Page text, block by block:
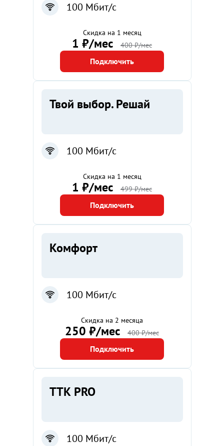
100 Мбит/с
Скидка на 1 месяц
1 ₽/мес 400 ₽/мес
Подключить
Твой выбор. Решай
100 Мбит/с
Скидка на 1 месяц
1 ₽/мес 499 ₽/мес
Подключить
Комфорт
100 Мбит/с
Скидка на 2 месяца
250 ₽/мес 400 ₽/мес
Подключить
ТТК PRO
100 Мбит/с